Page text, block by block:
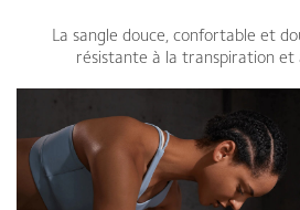
La sangle douce, confortable et
résistante à la transpiration et